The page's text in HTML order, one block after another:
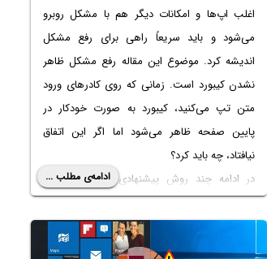
اغلب اپ‌ها و امکانات دیگر هم با مشکل روبرو
می‌شود و باید سریعاً راهی برای رفع مشکل
اندیشه کرد. موضوع این مقاله رفع مشکل ظاهر
نشدن کیبورد است. زمانی که روی کادرهای ورود
متن تپ می‌کنید، کیبورد به صورت خودکار در
پایین صفحه ظاهر می‌شود اما اگر این اتفاق
نیافتاد، چه باید کرد؟
در ادامه چند روش پیشنهادی برای حل کردن
مشکل کیبورد در اندروید را بررسی می‌کنیم.
ادامه‌ی مطلب ...